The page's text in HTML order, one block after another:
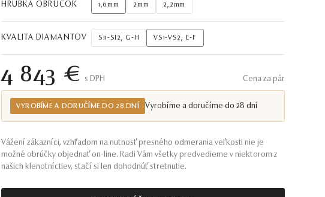
HRÚBKA OBRÚČOK 1,6mm 2mm 2,2mm
KVALITA DIAMANTOV Si1-SI2, G-H VS1-VS2, E-F
4 843 € S DPH Cena za pár
VYROBÍME A DORUČÍME DO 28 DNÍ Vyrobíme a doručíme do 28 dní
Vážení zákazníci, vzhľadom na nutnosť presného odmerania veľkosti nie je
možné obrúčky objednať on-line. Radi Vám všetky predvedieme v niektorom z
našich klenotníctiev, stačí si len dohodnúť stretnutie.